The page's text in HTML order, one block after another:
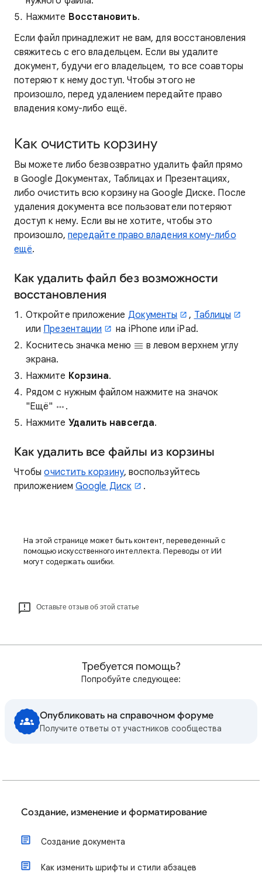
Нажмите Восстановить.
Если файл принадлежит не вам, для восстановления
свяжитесь с его владельцем. Если вы удалите
документ, будучи его владельцем, то все соавторы
потеряют к нему доступ. Чтобы этого не
произошло, перед удалением передайте право
владения кому-либо ещё.
Как очистить корзину
Вы можете либо безвозвратно удалить файл прямо
в Google Документах, Таблицах и Презентациях,
либо очистить всю корзину на Google Диске. После
удаления документа все пользователи потеряют
доступ к нему. Если вы не хотите, чтобы это
произошло, передайте право владения кому-либо
ещё.
Как удалить файл без возможности
восстановления
Откройте приложение Документы , Таблицы
или Презентации
на iPhone или iPad.
Коснитесь значка меню
в левом верхнем углу
экрана.
Нажмите Корзина.
Рядом с нужным файлом нажмите на значок
"Ещё"
.
Нажмите Удалить навсегда.
Как удалить все файлы из корзины
Чтобыочистить корзину, воспользуйтесь
приложением Google Диск .
На этой странице может быть контент, переведенный с
помощью искусственного интеллекта. Переводы от ИИ
могут содержать ошибки.
Оставьте отзыв об этой статье
Требуется помощь?
Попробуйте следующее:
Опубликовать на справочном форуме
Получите ответы от участников сообщества
Создание, изменение и форматирование
Создание документа
Как изменить шрифты и стили абзацев